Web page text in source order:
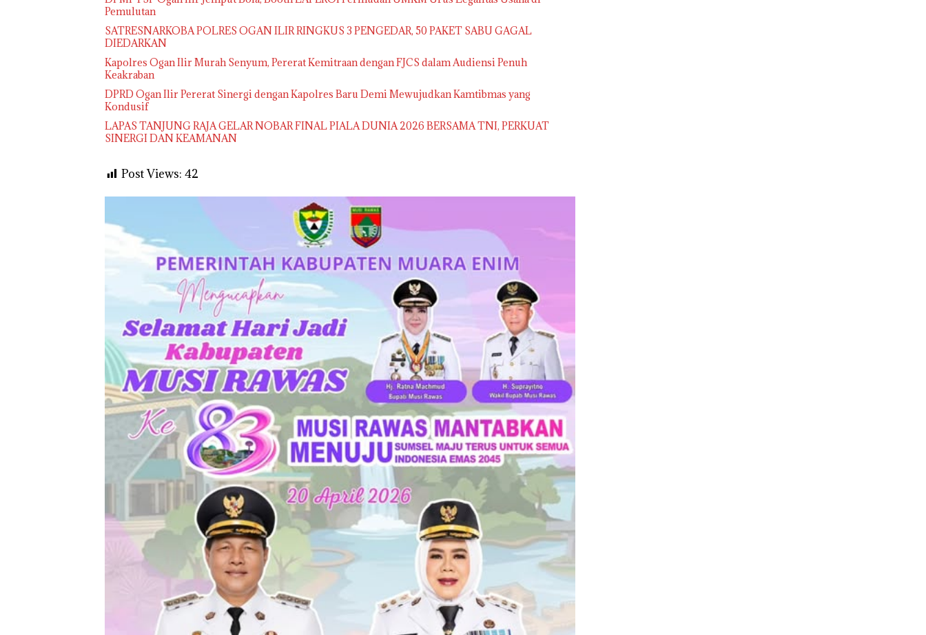
Pemulutan
SATRESNARKOBA POLRES OGAN ILIR RINGKUS 3 PENGEDAR, 50 PAKET SABU GAGAL
DIEDARKAN
Kapolres Ogan Ilir Murah Senyum, Pererat Kemitraan dengan FJCS dalam Audiensi Penuh
Keakraban
DPRD Ogan Ilir Pererat Sinergi dengan Kapolres Baru Demi Mewujudkan Kamtibmas yang
Kondusif
LAPAS TANJUNG RAJA GELAR NOBAR FINAL PIALA DUNIA 2026 BERSAMA TNI, PERKUAT
SINERGI DAN KEAMANAN
Post Views: 42